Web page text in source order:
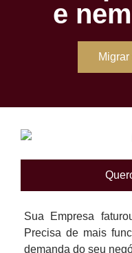
e
Sua Empresa
Precisa de mais
demanda do seu